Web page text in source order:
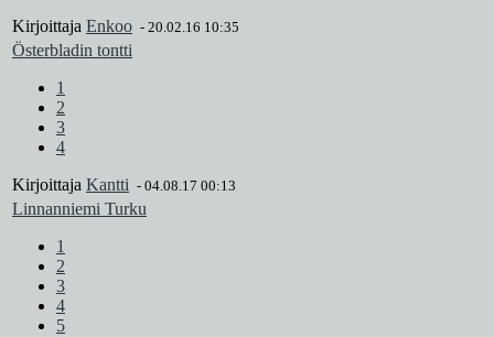
Kirjoittaja Enkoo - 20.02.16 10:35
Österbladin tontti
1
2
3
4
Kirjoittaja Kantti - 04.08.17 00:13
Linnanniemi Turku
1
2
3
4
5